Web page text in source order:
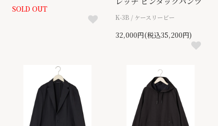
SOLD OUT
K-3B / ケースリービー
32,000円(税込35,200円)